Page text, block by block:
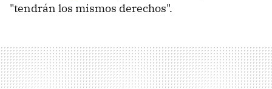
"tendrán los mismos derechos".